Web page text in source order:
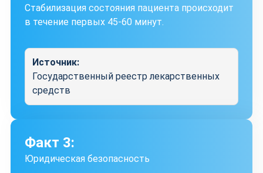
Стабилизация состояния пациента происходит
в течение первых 45-60 минут.
Источник:
Государственный реестр лекарственных
средств
Факт 3:
Юридическая безопасность